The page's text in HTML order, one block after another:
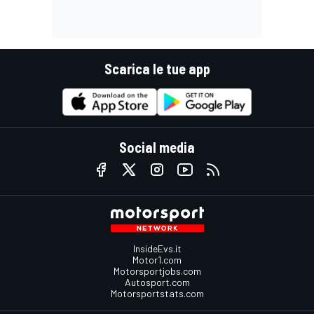
Scarica le tue app
Social media
InsideEvs.it
Motor1.com
Motorsportjobs.com
Autosport.com
Motorsportstats.com